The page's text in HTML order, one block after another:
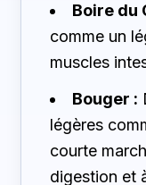
Boire du
comme un
muscles
Bouger :
légères
courte
digestion et